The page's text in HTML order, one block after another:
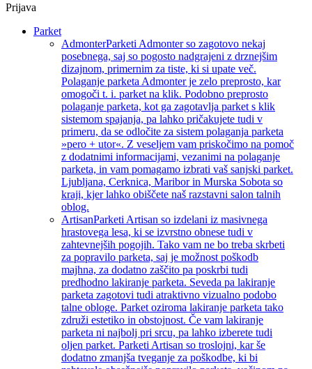
Prijava
Parket
AdmonterParketi Admonter so zagotovo nekaj
posebnega, saj so pogosto nadgrajeni z drznejšim
dizajnom, primernim za tiste, ki si upate več.
Polaganje parketa Admonter je zelo preprosto, kar
omogoči t. i. parket na klik. Podobno preprosto
polaganje parketa, kot ga zagotavlja parket s klik
sistemom spajanja, pa lahko pričakujete tudi v
primeru, da se odločite za sistem polaganja parketa
»pero + utor«. Z veseljem vam priskočimo na pomoč
z dodatnimi informacijami, vezanimi na polaganje
parketa, in vam pomagamo izbrati vaš sanjski parket.
Ljubljana, Cerknica, Maribor in Murska Sobota so
kraji, kjer lahko obiščete naš razstavni salon talnih
oblog.
ArtisanParketi Artisan so izdelani iz masivnega
hrastovega lesa, ki se izvrstno obnese tudi v
zahtevnejših pogojih. Tako vam ne bo treba skrbeti
za popravilo parketa, saj je možnost poškodb
majhna, za dodatno zaščito pa poskrbi tudi
predhodno lakiranje parketa. Seveda pa lakiranje
parketa zagotovi tudi atraktivno vizualno podobo
talne obloge. Parket oziroma lakiranje parketa tako
združi estetiko in obstojnost. Če vam lakiranje
parketa ni najbolj pri srcu, pa lahko izberete tudi
oljen parket. Parketi Artisan so troslojni, kar še
dodatno zmanjša tveganje za poškodbe, ki bi